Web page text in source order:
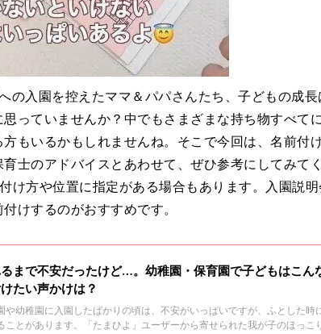
の入園を控えたママ＆パパさんたち、子どもの成
っていませんか？中でもさまざまな持ち物すべて
もいるかもしれませんね。そこで今回は、名前付
士のアドバイスとあわせて、ぜひ参考にしてみて
け方や位置に指定がある場合もあります。入園説
けするのがおすすめです。
まで不安だったけど…。幼稚園・保育園で子どもはこん
たい声かけは？
や幼稚園に入園したばかりの頃は、不安がいっぱいですが、ふとした時
ことがあります。「たまひよ」ユーザーから寄せられた我が子のほっこ